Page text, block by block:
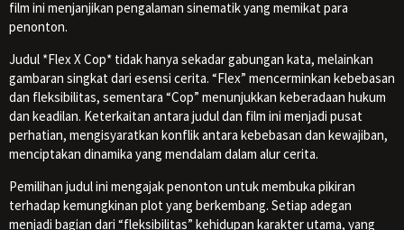
film ini menjanjikan pengalaman sinematik yang memikat para
penonton.
Judul *Flex X Cop* tidak hanya sekadar gabungan kata, melainkan
gambaran singkat dari esensi cerita. “Flex” mencerminkan kebebasan
dan fleksibilitas, sementara “Cop” menunjukkan keberadaan hukum
dan keadilan. Keterkaitan antara judul dan film ini menjadi pusat
perhatian, mengisyaratkan konflik antara kebebasan dan kewajiban,
menciptakan dinamika yang mendalam dalam alur cerita.
Pemilihan judul ini mengajak penonton untuk membuka pikiran
terhadap kemungkinan plot yang berkembang. Setiap adegan
menjadi bagian dari “fleksibilitas” kehidupan karakter utama, yang